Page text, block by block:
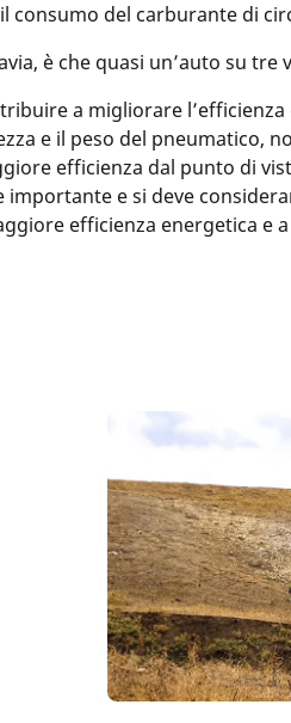
consumo del carburante di
è che quasi un’auto su
a migliorare
e il peso del pneumatico,
efficienza dal punto di
e si deve
efficienza energetica e